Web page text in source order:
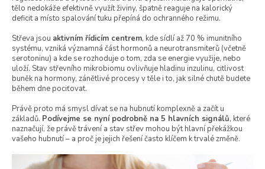
tělo nedokáže efektivně využít živiny, špatně reaguje na kalorický
deficit a místo spalování tuku přepíná do ochranného režimu.
Střeva jsou aktivním řídicím centrem, kde sídlí až 70 % imunitního
systému, vzniká významná část hormonů a neurotransmiterů (včetně
serotoninu) a kde se rozhoduje o tom, zda se energie využije, nebo
uloží. Stav střevního mikrobiomu ovlivňuje hladinu inzulinu, citlivost
buněk na hormony, zánětlivé procesy v těle i to, jak silné chutě budete
během dne pociťovat.
Právě proto má smysl dívat se na hubnutí komplexně a začít u
základů. Podívejme se nyní podrobně na 5 hlavních signálů, které
naznačují, že právě trávení a stav střev mohou být hlavní překážkou
vašeho hubnutí – a proč je jejich řešení často klíčem k trvalé změně.